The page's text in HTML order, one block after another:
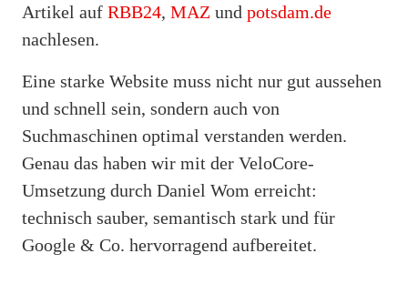
Artikel auf RBB24, MAZ und potsdam.de
nachlesen.
Eine starke Website muss nicht nur gut aussehen
und schnell sein, sondern auch von
Suchmaschinen optimal verstanden werden.
Genau das haben wir mit der VeloCore-
Umsetzung durch Daniel Wom erreicht:
technisch sauber, semantisch stark und für
Google & Co. hervorragend aufbereitet.